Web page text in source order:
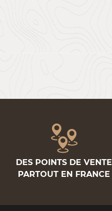
DES POINTS DE VENTE
PARTOUT EN FRANCE